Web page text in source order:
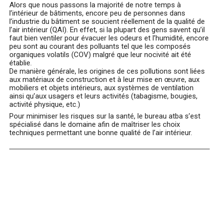
Alors que nous passons la majorité de notre temps à
l’intérieur de bâtiments, encore peu de personnes dans
l’industrie du bâtiment se soucient réellement de la qualité de
l’air intérieur (QAI). En effet, si la plupart des gens savent qu’il
faut bien ventiler pour évacuer les odeurs et l’humidité, encore
peu sont au courant des polluants tel que les composés
organiques volatils (COV) malgré que leur nocivité ait été
établie.
De manière générale, les origines de ces pollutions sont liées
aux matériaux de construction et à leur mise en œuvre, aux
mobiliers et objets intérieurs, aux systèmes de ventilation
ainsi qu’aux usagers et leurs activités (tabagisme, bougies,
activité physique, etc.)
Pour minimiser les risques sur la santé, le bureau atba s’est
spécialisé dans le domaine afin de maîtriser les choix
techniques permettant une bonne qualité de l’air intérieur.